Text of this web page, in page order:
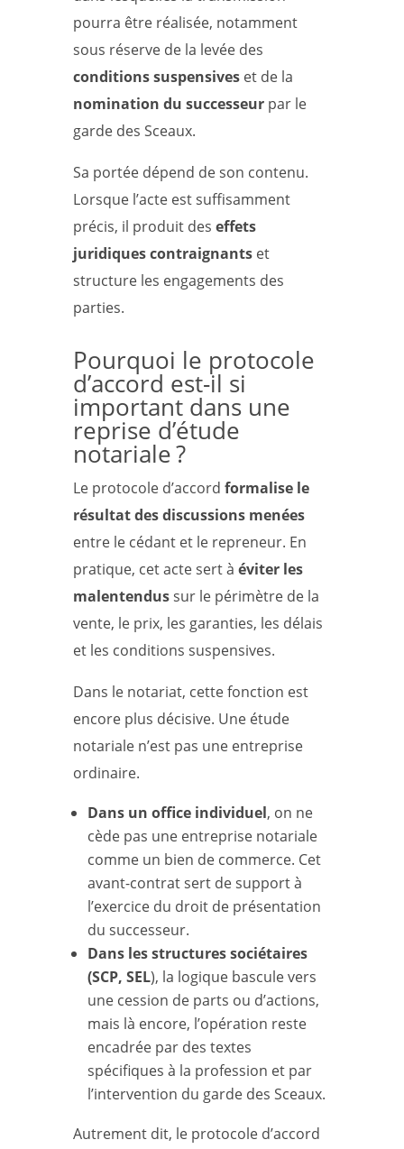
pourra être réalisée, notamment
sous réserve de la levée des
conditions suspensiveset de la
nomination du successeurpar le
garde des Sceaux.
Sa portée dépend de son contenu.
Lorsque l’acte est suffisamment
précis, il produit des effets
juridiques contraignantset
structure les engagements des
parties.
Pourquoi le protocole
d’accord est-il si
important dans une
reprise d’étude
notariale ?
Le protocole d’accord formalise le
résultat des discussions menées
entre le cédant et le repreneur. En
pratique, cet acte sert à éviter les
malentendussur le périmètre de la
vente, le prix, les garanties, les délais
et les conditions suspensives.
Dans le notariat, cette fonction est
encore plus décisive. Une étude
notariale n’est pas une entreprise
ordinaire.
Dans un office individuel, on ne
cède pas une entreprise notariale
comme un bien de commerce. Cet
avant-contrat sert de support à
l’exercice du droit de présentation
du successeur.
Dans les structures sociétaires
(SCP, SEL), la logique bascule vers
une cession de parts ou d’actions,
mais là encore, l’opération reste
encadrée par des textes
spécifiques à la profession et par
l’intervention du garde des Sceaux.
Autrement dit, le protocole d’accord